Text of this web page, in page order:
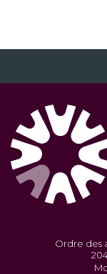
Ordre des